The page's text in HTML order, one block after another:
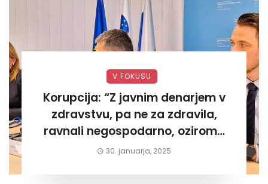
V FOKUSU
Korupcija: “Z javnim denarjem v
zdravstvu, pa ne za zdravila,
ravnali negospodarno, oziroma
za lastni žep. Tokrat na Žalskem«
30. januarja, 2025